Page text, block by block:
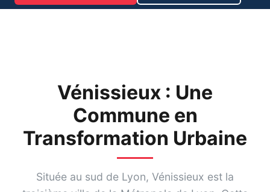
Vénissieux : Une
Commune en
Transformation Urbaine
Située au sud de Lyon, Vénissieux est la